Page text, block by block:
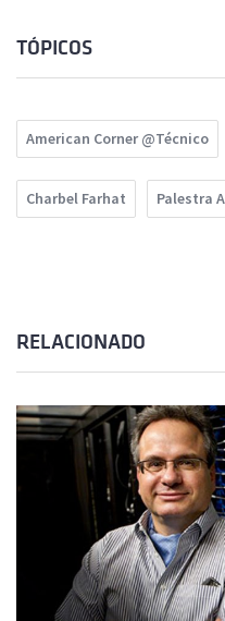
TÓPICOS
American Corner @Técnico
Charbel Farhat Palestra
RELACIONADO